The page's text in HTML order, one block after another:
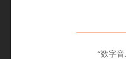
“数字